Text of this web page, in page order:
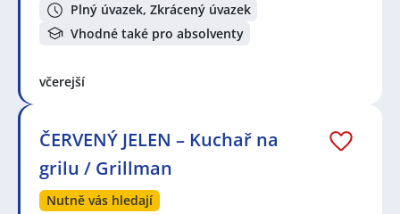
Plný úvazek, Zkrácený úvazek
Vhodné také pro absolventy
včerejší
ČERVENÝ JELEN – Kuchař na
grilu / Grillman
Nutně vás hledají